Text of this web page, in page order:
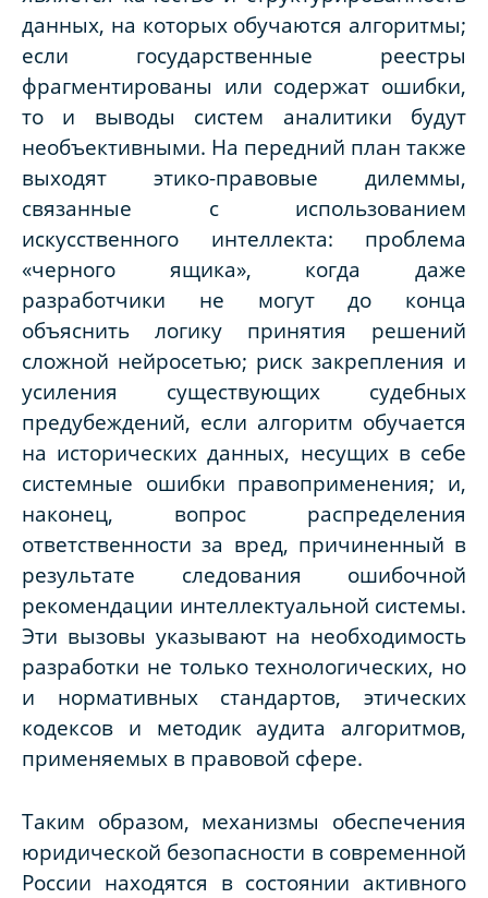
данных, на которых обучаются алгоритмы;
если государственные реестры
фрагментированы или содержат ошибки,
то и выводы систем аналитики будут
необъективными. На передний план также
выходят этико-правовые дилеммы,
связанные с использованием
искусственного интеллекта: проблема
«черного ящика», когда даже
разработчики не могут до конца
объяснить логику принятия решений
сложной нейросетью; риск закрепления и
усиления существующих судебных
предубеждений, если алгоритм обучается
на исторических данных, несущих в себе
системные ошибки правоприменения; и,
наконец, вопрос распределения
ответственности за вред, причиненный в
результате следования ошибочной
рекомендации интеллектуальной системы.
Эти вызовы указывают на необходимость
разработки не только технологических, но
и нормативных стандартов, этических
кодексов и методик аудита алгоритмов,
применяемых в правовой сфере.
Таким образом, механизмы обеспечения
юридической безопасности в современной
России находятся в состоянии активного